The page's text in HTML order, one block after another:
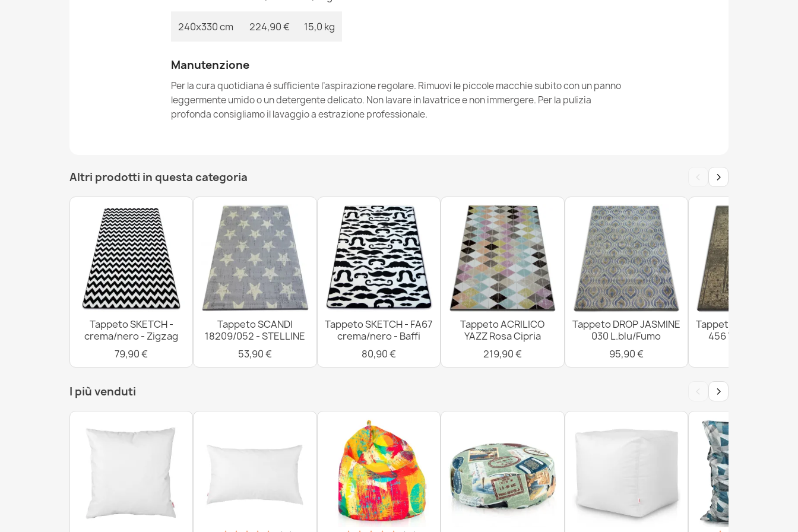
240x330 cm 224,90 € 15,0 kg
Manutenzione
Per la cura quotidiana è sufficiente l’aspirazione regolare. Rimuovi le piccole macchie subito con un panno
leggermente umido o un detergente delicato. Non lavare in lavatrice e non immergere. Per la pulizia
profonda consigliamo il lavaggio a estrazione professionale.
Altri prodotti in questa categoria ‹ ›
Tappeto SKETCH -
crema/nero - Zigzag
79,90 €
Tappeto SCANDI
18209/052 - STELLINE
53,90 €
Tappeto SKETCH - FA67
crema/nero - Baffi
80,90 €
Tappeto ACRILICO
YAZZ Rosa Cipria
219,90 €
Tappeto DROP JASMINE
030 L.blu/Fumo
95,90 €
Tappeto DROP
456 Vizon/D.beige
I più venduti ‹ ›